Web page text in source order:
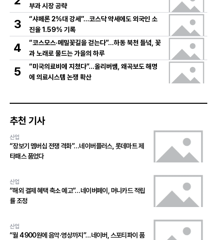
부과 시장 공략
3
“샤페론 2%대 강세”…코스닥 약세에도 외국인 소
진율 1.59% 기록
4
“코스모스·메밀꽃길을 걷는다”…하동 북천 들녘, 꽃
과 노래로 물드는 가을의 하루
5
“미국의료비에 지쳤다”…올리버쌤, 왜곡보도 해명
에 의료시스템 논쟁 확산
추천 기사
산업
“장보기 멤버십 전쟁 격화”…네이버플러스, 롯데마트 제
타패스 품었다
산업
“해외 결제 혜택 축소 예고”…네이버페이, 머니카드 적립
률 조정
산업
“월 4900원에 음악·영상까지”…네이버, 스포티파이 품